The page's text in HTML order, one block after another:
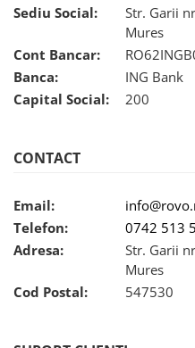
Sediu Social:
Str. Garii
Mures
Cont Bancar:
Banca:
ING Bank
Capital Social:
200
CONTACT
Email:
Telefon:
0742 513
Adresa:
Str. Garii
Mures
Cod Postal:
547530